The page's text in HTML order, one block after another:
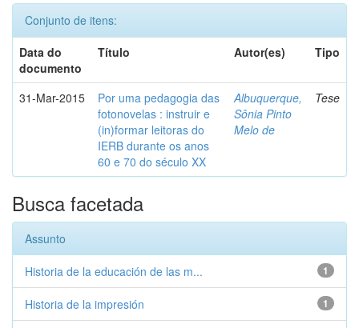
Conjunto de itens:
Data do
documento
Título Autor(es) Tipo
31-Mar-2015
Por uma pedagogia das
fotonovelas : instruir e
(in)formar leitoras do
IERB durante os anos
60 e 70 do século XX
Albuquerque,
Sônia Pinto
Melo de
Tese
Busca facetada
Assunto
1
Historia de la educación de las m...
1
Historia de la impresión